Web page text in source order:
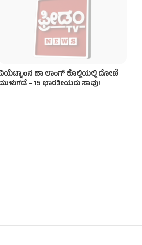
1’ ಉಡಾವಣೆ!
ಹಾ ಲಾಂಗ್ ಕೊಲ್ಲಿಯಲ್ಲಿ ದೋಣಿ
– 15 ಭಾರತೀಯರು ಸಾವು!